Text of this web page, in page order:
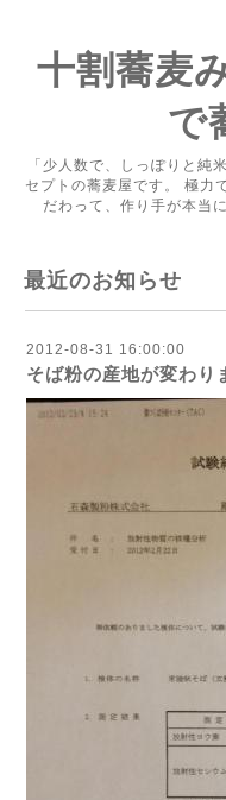
十割蕎麦
で
「少人数で、しっぽりと純
セプトの蕎麦屋です。 極力
だわって、作り手が本当
最近のお知らせ
2012-08-31 16:00:00
そば粉の産地が変わり